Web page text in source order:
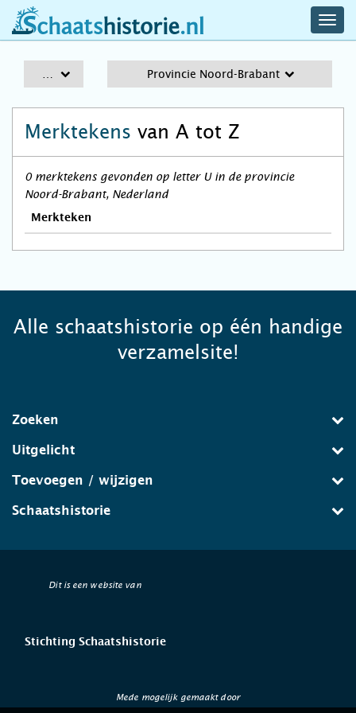
schaatshistorie.nl
Provincie Noord-Brabant
Merktekens van A tot Z
0 merktekens gevonden op letter U in de provincie
Noord-Brabant, Nederland
Merkteken
Alle schaatshistorie op één handige
verzamelsite!
Zoeken
Uitgelicht
Toevoegen / wijzigen
Schaatshistorie
Dit is een website van
Stichting Schaatshistorie
Mede mogelijk gemaakt door